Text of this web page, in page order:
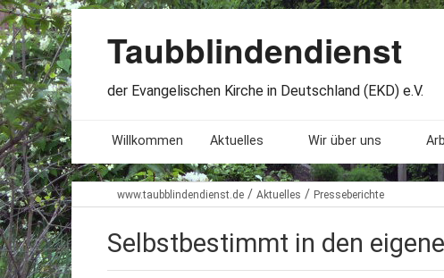
Taubblindendienst
der Evangelischen Kirche in Deutschland (EKD) e.V.
Willkommen Aktuelles
Seminare. Termine
Stellenangebote
Wir über uns
Leitlinien
Geschichte
www.taubblindendienst.de / Aktuelles / Presseberichte
Selbstbestimmt in den